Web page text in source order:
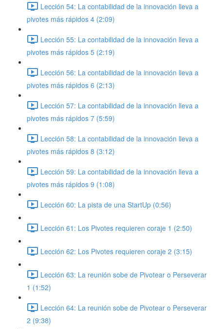
Lección 54: La contabilidad de la innovación lleva a
pivotes más rápidos 4 (2:09)
Lección 55: La contabilidad de la innovación lleva a
pivotes más rápidos 5 (2:19)
Lección 56: La contabilidad de la innovación lleva a
pivotes más rápidos 6 (2:13)
Lección 57: La contabilidad de la innovación lleva a
pivotes más rápidos 7 (5:59)
Lección 58: La contabilidad de la innovación lleva a
pivotes más rápidos 8 (3:12)
Lección 59: La contabilidad de la innovación lleva a
pivotes más rápidos 9 (1:08)
Lección 60: La pista de una StartUp (0:56)
Lección 61: Los Pivotes requieren coraje 1 (2:50)
Lección 62: Los Pivotes requieren coraje 2 (3:15)
Lección 63: La reunión sobe de Pivotear o Perseverar
1 (1:52)
Lección 64: La reunión sobe de Pivotear o Perseverar
2 (9:38)